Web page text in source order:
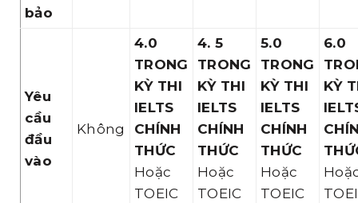
bảo
Yêu
cầu
đầu
vào
Không
4.0
TRONG
KỲ THI
IELTS
CHÍNH
THỨC
Hoặc
TOEIC
4. 5
TRONG
KỲ THI
IELTS
CHÍNH
THỨC
Hoặc
TOEIC
5.0
TRONG
KỲ THI
IELTS
CHÍNH
THỨC
Hoặc
TOEIC
6.0
KỲ